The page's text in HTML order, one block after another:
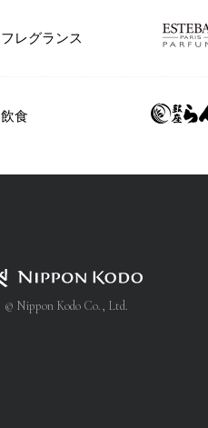
フレグランス
飲食
© Nippon Kodo Co., Ltd.